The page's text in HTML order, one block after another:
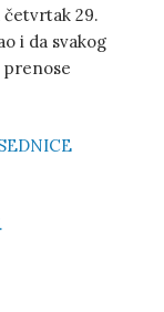
29.
i da svakog
prenose